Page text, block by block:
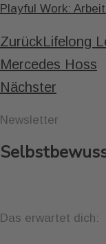
Playful Work:
ZurückLifelong
Mercedes Hoss
Nächster
Newsletter
Das erwartet dich: